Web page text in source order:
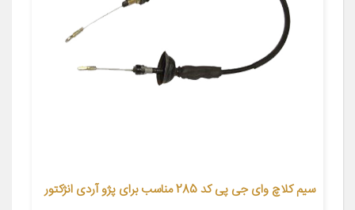
سیم کلاچ وای جی پی کد 285 مناسب برای پژو آردی انژکتور